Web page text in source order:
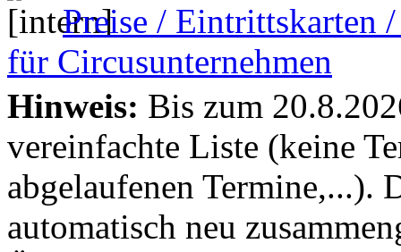
Preise / Eintrittskarten
für Circusunternehmen
Hinweis: Bis zum
vereinfachte Liste (keine
abgelaufenen
automatisch neu